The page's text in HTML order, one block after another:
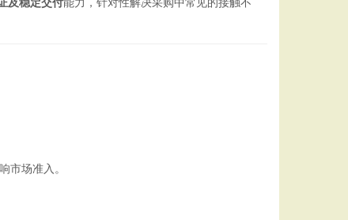
市场准入。